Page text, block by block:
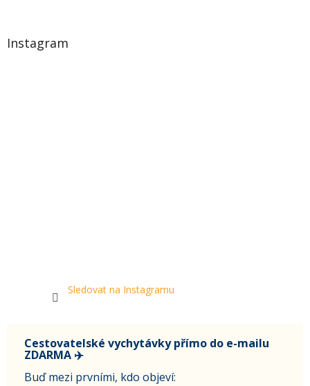
Instagram
Sledovat na Instagramu
Cestovatelské vychytávky přímo do e-mailu
ZDARMA ✈️
Buď mezi prvními, kdo objeví: